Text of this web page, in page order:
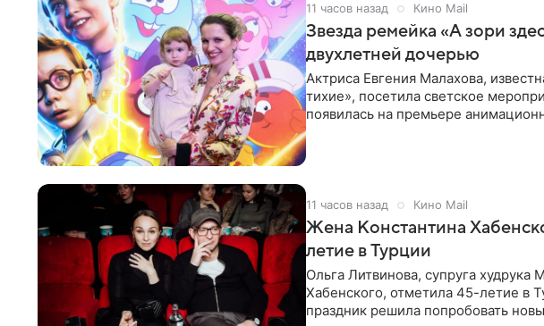
11 часов назад Кино Mail
Звезда ремейка «А зори
двухлетней дочерью
Актриса Евгения Малахова,
тихие», посетила светское
появилась на премьере
11 часов назад Кино Mail
Жена Константина
летие в Турции
Ольга Литвинова, супруга
Хабенского, отметила 45-летие в
праздник решила попробовать